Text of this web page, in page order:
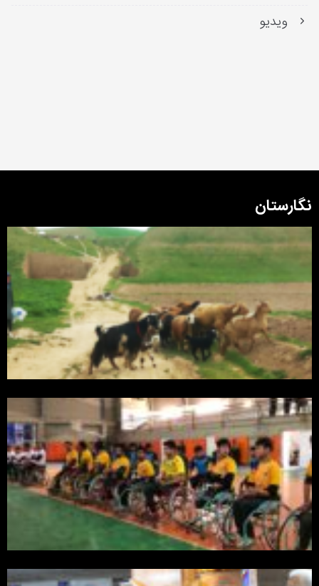
ویدیو
نگارستان